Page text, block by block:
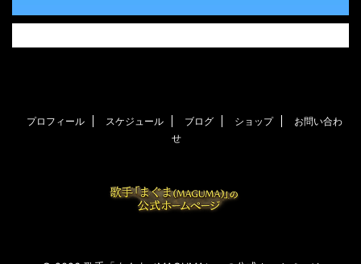
プロフィール スケジュール ブログ ショップ
お問い合わ
せ